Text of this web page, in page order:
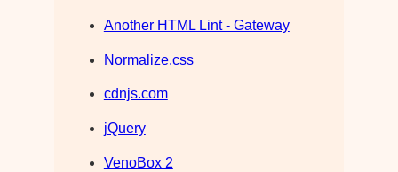
Another HTML Lint - Gateway
Normalize.css
cdnjs.com
jQuery
VenoBox 2